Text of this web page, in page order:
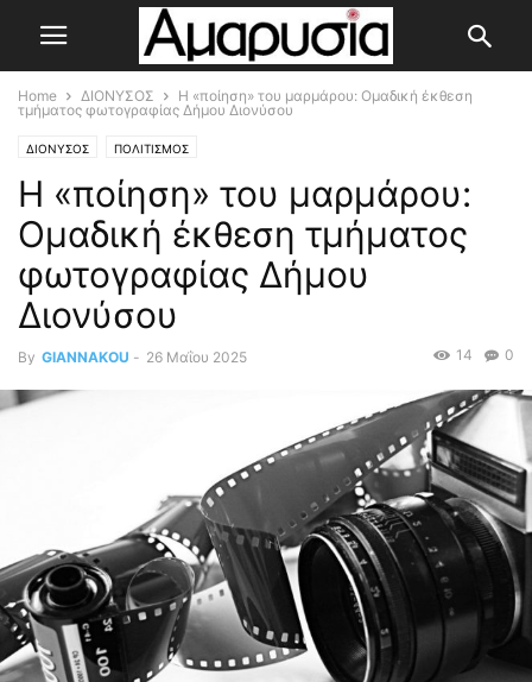
Home ΔΙΟΝΥΣΟΣ
Η «ποίηση» του μαρμάρου: Ομαδική έκθεση
τμήματος φωτογραφίας Δήμου Διονύσου
ΔΙΟΝΥΣΟΣ ΠΟΛΙΤΙΣΜΟΣ
Η «ποίηση» του μαρμάρου:
Ομαδική έκθεση τμήματος
φωτογραφίας Δήμου
Διονύσου
By GIANNAKOU - 26 Μαΐου 2025 0
14